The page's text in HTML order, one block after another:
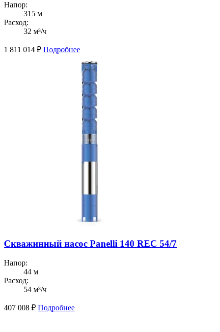
Напор:
315 м
Расход:
32 м³/ч
1 811 014 ₽ Подробнее
Скважинный насос Panelli 140 REC 54/7
Напор:
44 м
Расход:
54 м³/ч
407 008 ₽ Подробнее